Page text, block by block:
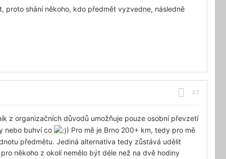
proto shání někoho, kdo předmět vyzvedne, následně
#7
z organizačních důvodů umožňuje pouze osobní převzetí
nebo buhví co
) Pro mě je Brno 200+ km, tedy pro mě
předmětu. Jediná alternativa tedy zůstává udělit
někoho z okolí nemělo být déle než na dvě hodiny